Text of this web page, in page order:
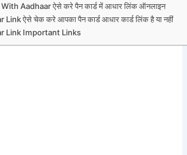
Aadhaar ऐसे करे पैन कार्ड में आधार लिंक ऑनलाइन
ऐसे चेक करे आपका पैन कार्ड आधार कार्ड लिंक है या नहीं
Link Important Links